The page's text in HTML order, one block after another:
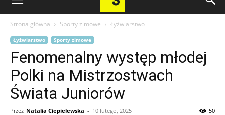
Strona główna Sporty zimowe Łyżwiarstwo
Łyżwiarstwo Sporty zimowe
Fenomenalny występ młodej
Polki na Mistrzostwach
Świata Juniorów
Przez Natalia Ciepielewska - 10 lutego, 2025 50